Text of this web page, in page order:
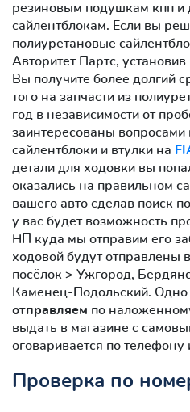
резиновым подушкам кпп и
сайлентблокам. Если вы
полиуретановые
Авторитет Партс,
Вы получите более долгий
того на запчасти из
год в независимости от
заинтересованы вопросами
сайлентблоки и втулки на
детали для ходовки вы
оказались на правильном
вашего авто сделав поиск
у вас будет возможность
НП куда мы отправим его
ходовой будут отправлены
посёлок > Ужгород,
Каменец-Подольский.
отправляем по
выдать в магазине с
оговаривается по
Проверка по